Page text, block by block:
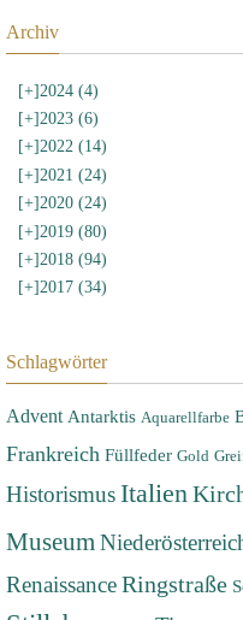
Archiv
[+]2024 (4)
[+]2023 (6)
[+]2022 (14)
[+] 2021 (24)
[+]2020 (24)
[+]2019 (80)
[+] 2018 (94)
[+]2017 (34)
Schlagwörter
Advent Antarktis Aquarellfarbe
Frankreich Füllfeder Gold
HistorismusItalien
Museum
RenaissanceRingstraße